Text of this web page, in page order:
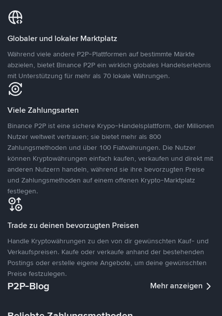
Globaler und lokaler Marktplatz
Während viele andere P2P-Plattformen auf bestimmte Märkte
abzielen, bietet Binance P2P ein wirklich globales Handelserlebnis
mit Unterstützung für mehr als 70 lokale Währungen.
Viele Zahlungsarten
Binance P2P ist eine sichere Krypo-Handelsplattform, der Millionen
Nutzer weltweit vertrauen; sie bietet mehr als 800
Zahlungsmethoden und über 100 Fiatwährungen. Die Nutzer
können Kryptowährungen einfach kaufen, verkaufen und direkt mit
anderen Nutzern handeln, während sie ihre bevorzugten Preise
und Zahlungsmethoden auf einem offenen Krypto-Marktplatz
festlegen.
Trade zu deinen bevorzugten Preisen
Handle Kryptowährungen zu den von dir gewünschten Kauf- und
Verkaufspreisen. Kaufe oder verkaufe anhand der bestehenden
Postings oder erstelle eigene Angebote, um deine gewünschten
Preise festzulegen.
P2P-Blog Mehr anzeigen